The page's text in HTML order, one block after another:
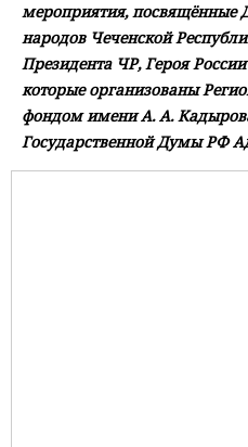
мероприятия, посвящённые
народов Чеченской
Президента ЧР, Героя
которые организованы
фондом имени А. А.
Государственной Думы РФ